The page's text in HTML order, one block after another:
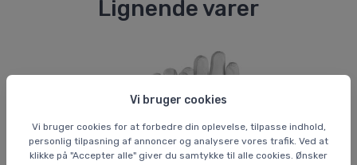
Vi bruger cookies
Vi bruger cookies for at forbedre din oplevelse, tilpasse indhold,
personlig tilpasning af annoncer og analysere vores trafik. Ved at
klikke på "Accepter alle" giver du samtykke til alle cookies. Ønsker
Lignende varer